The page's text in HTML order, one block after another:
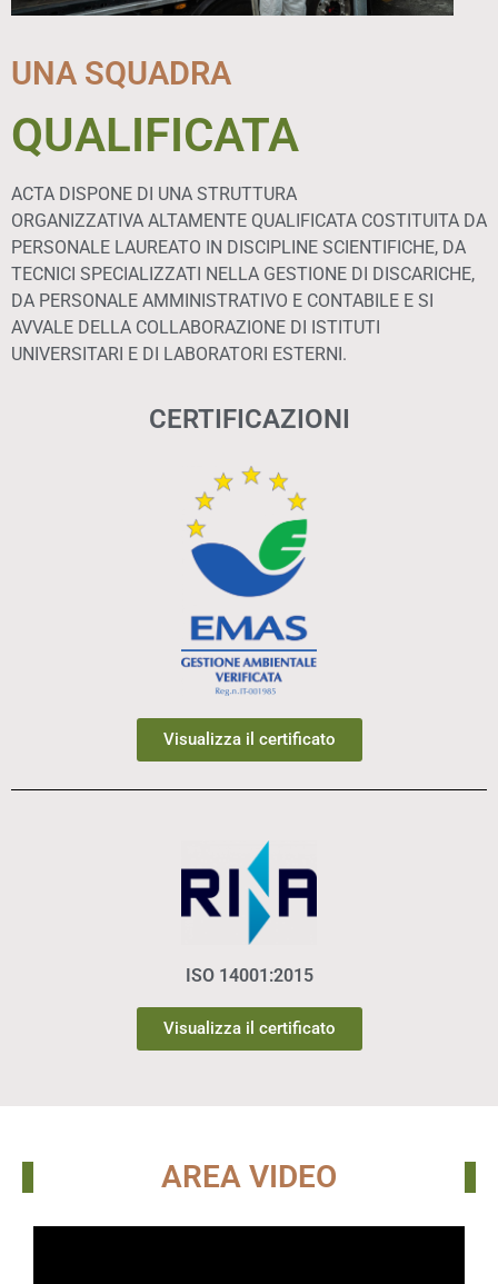
UNA SQUADRA
QUALIFICATA
ACTA DISPONE DI UNA STRUTTURA
ORGANIZZATIVA ALTAMENTE QUALIFICATA COSTITUITA DA
PERSONALE LAUREATO IN DISCIPLINE SCIENTIFICHE, DA
TECNICI SPECIALIZZATI NELLA GESTIONE DI DISCARICHE,
DA PERSONALE AMMINISTRATIVO E CONTABILE E SI
AVVALE DELLA COLLABORAZIONE DI ISTITUTI
UNIVERSITARI E DI LABORATORI ESTERNI.
CERTIFICAZIONI
Visualizza il certificato
ISO 14001:2015
Visualizza il certificato
AREA VIDEO